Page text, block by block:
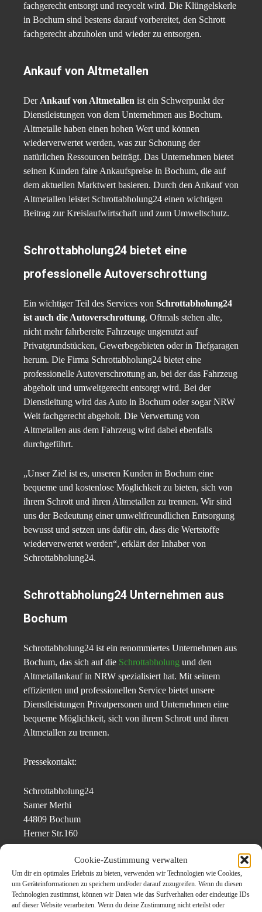
Cookie-Zustimmung verwalten
Um dir ein optimales Erlebnis zu bieten, verwenden wir Technologien wie Cookies,
um Geräteinformationen zu speichern und/oder darauf zuzugreifen. Wenn du diesen
Technologien zustimmst, können wir Daten wie das Surfverhalten oder eindeutige IDs
auf dieser Website verarbeiten. Wenn du deine Zustimmung nicht erteilst oder
fachgerecht entsorgt und recycelt wird. Die Klüngelskerle
in Bochum sind bestens darauf vorbereitet, den Schrott
fachgerecht abzuholen und wieder zu entsorgen.
Ankauf von Altmetallen
DerAnkauf von Altmetallen ist ein Schwerpunkt der
Dienstleistungen von dem Unternehmen aus Bochum.
Altmetalle haben einen hohen Wert und können
wiederverwertet werden, was zur Schonung der
natürlichen Ressourcen beiträgt. Das Unternehmen bietet
seinen Kunden faire Ankaufspreise in Bochum, die auf
dem aktuellen Marktwert basieren. Durch den Ankauf von
Altmetallen leistet Schrottabholung24 einen wichtigen
Beitrag zur Kreislaufwirtschaft und zum Umweltschutz.
Schrottabholung24 bietet eine
professionelle Autoverschrottung
Ein wichtiger Teil des Services von Schrottabholung24
ist auch die Autoverschrottung. Oftmals stehen alte,
nicht mehr fahrbereite Fahrzeuge ungenutzt auf
Privatgrundstücken, Gewerbegebieten oder in Tiefgaragen
herum. Die Firma Schrottabholung24 bietet eine
professionelle Autoverschrottung an, bei der das Fahrzeug
abgeholt und umweltgerecht entsorgt wird. Bei der
Dienstleitung wird das Auto in Bochum oder sogar NRW
Weit fachgerecht abgeholt. Die Verwertung von
Altmetallen aus dem Fahrzeug wird dabei ebenfalls
durchgeführt.
„Unser Ziel ist es, unseren Kunden in Bochum eine
bequeme und kostenlose Möglichkeit zu bieten, sich von
ihrem Schrott und ihren Altmetallen zu trennen. Wir sind
uns der Bedeutung einer umweltfreundlichen Entsorgung
bewusst und setzen uns dafür ein, dass die Wertstoffe
wiederverwertet werden“, erklärt der Inhaber von
Schrottabholung24.
Schrottabholung24 Unternehmen aus
Bochum
Schrottabholung24 ist ein renommiertes Unternehmen aus
Bochum, das sich auf die Schrottabholung und den
Altmetallankauf in NRW spezialisiert hat. Mit seinem
effizienten und professionellen Service bietet unsere
Dienstleistungen Privatpersonen und Unternehmen eine
bequeme Möglichkeit, sich von ihrem Schrott und ihren
Altmetallen zu trennen.
Pressekontakt:
Schrottabholung24
Samer Merhi
44809 Bochum
Herner Str.160
info@schrottabholung-service24.de
Web:https://schrottabholung-service24.de/